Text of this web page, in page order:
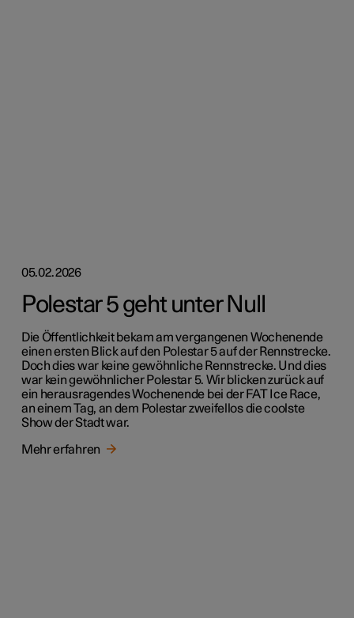
05.02.2026
Polestar 5 geht unter Null
Die Öffentlichkeit bekam am vergangenen Wochenende
einen ersten Blick auf den Polestar 5 auf der Rennstrecke.
Doch dies war keine gewöhnliche Rennstrecke. Und dies
war kein gewöhnlicher Polestar 5. Wir blicken zurück auf
ein herausragendes Wochenende bei der FAT Ice Race,
an einem Tag, an dem Polestar zweifellos die coolste
Show der Stadt war.
Mehr erfahren